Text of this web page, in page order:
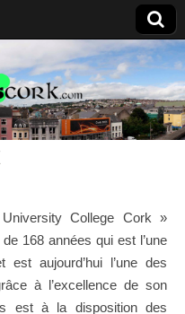
College Cork »
168 années qui est l’une
aujourd’hui l’une des
à l’excellence de son
est à la disposition des